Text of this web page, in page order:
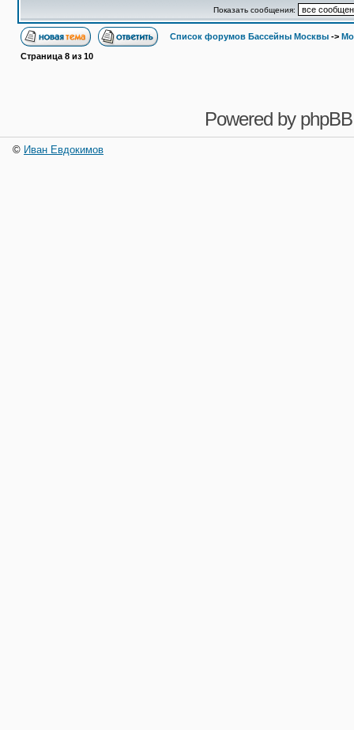
Показать сообщения:
Список форумов Бассейны Москвы ->
Страница 8 из 10
Powered by phpBB
© Иван Евдокимов